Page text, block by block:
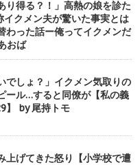
り得る？！」高熱の娘を診た
クメン夫が驚いた事実とは
わった話ー俺ってイクメンだ
おば
でしょ？」イクメン気取りの
ール…すると同僚が【私の義
】 by 尾持トモ
上げてきた怒り【小学校で遭